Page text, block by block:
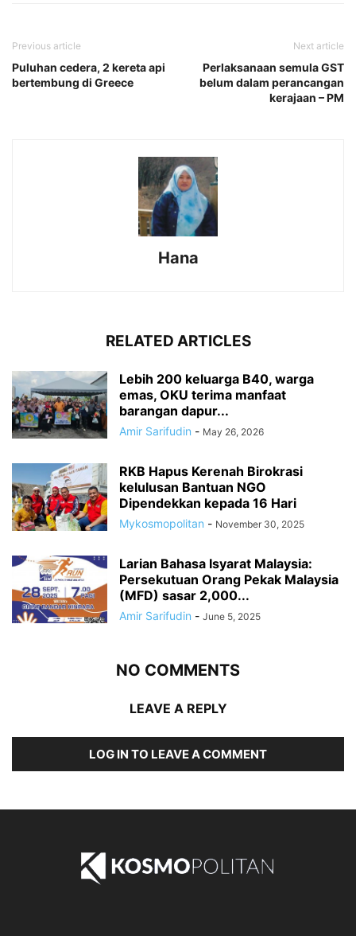
Previous article
Puluhan cedera, 2 kereta api
bertembung di Greece
Next article
Perlaksanaan semula GST
belum dalam perancangan
kerajaan – PM
Hana
RELATED ARTICLES
Lebih 200 keluarga B40, warga
emas, OKU terima manfaat
barangan dapur...
Amir Sarifudin - May 26, 2026
RKB Hapus Kerenah Birokrasi
kelulusan Bantuan NGO
Dipendekkan kepada 16 Hari
Mykosmopolitan - November 30, 2025
Larian Bahasa Isyarat Malaysia:
Persekutuan Orang Pekak Malaysia
(MFD) sasar 2,000...
Amir Sarifudin - June 5, 2025
NO COMMENTS
LEAVE A REPLY
LOG IN TO LEAVE A COMMENT